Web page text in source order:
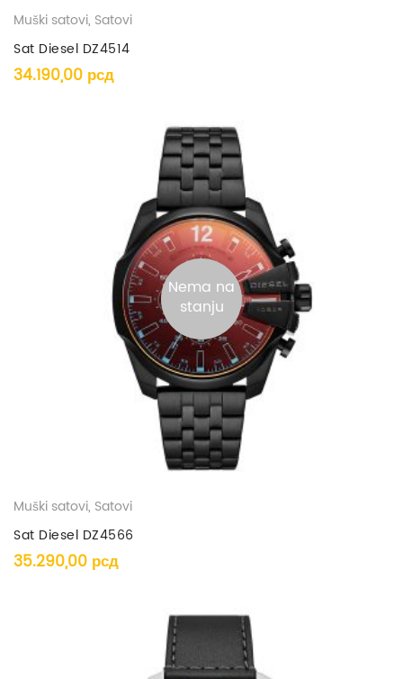
Muški satovi, Satovi
Sat Diesel DZ4514
34.190,00 рсд
Nema na
stanju
Muški satovi, Satovi
Sat Diesel DZ4566
35.290,00 рсд